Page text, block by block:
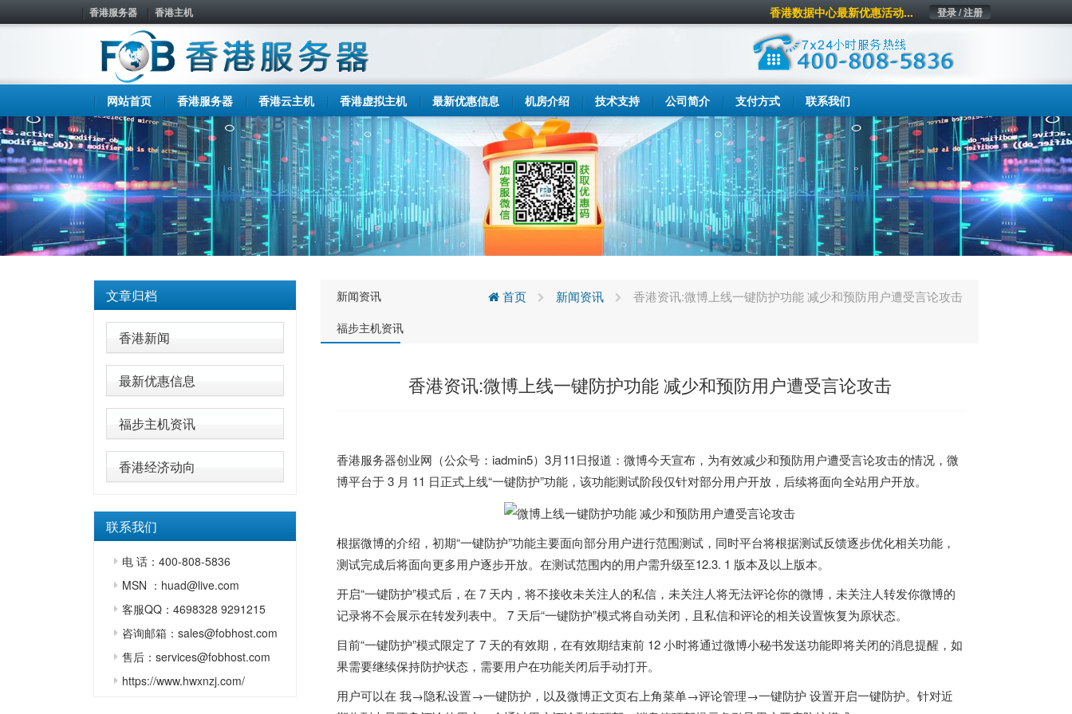
香港服务器 香港主机 登录 / 注册
香港数据中心最新优惠活动...
网站首页 香港服务器 香港云主机 香港虚拟主机 最新优惠信息 机房介绍 技术支持 公司简介 支付方式 联系我们
文章归档
香港新闻
最新优惠信息
福步主机资讯
香港经济动向
联系我们
电 话：400-808-5836
MSN ：huad@live.com
客服QQ：4698328 9291215
咨询邮箱：sales@fobhost.com
售后：services@fobhost.com
https://www.hwxnzj.com/
新闻资讯
福步主机资讯
首页 新闻资讯 香港资讯:微博上线一键防护功能 减少和预防用户遭受言论攻击
香港资讯:微博上线一键防护功能 减少和预防用户遭受言论攻击
香港服务器创业网（公众号：iadmin5）3月11日报道：微博今天宣布，为有效减少和预防用户遭受言论攻击的情况，微
博平台于 3 月 11 日正式上线“一键防护”功能，该功能测试阶段仅针对部分用户开放，后续将面向全站用户开放。
根据微博的介绍，初期“一键防护”功能主要面向部分用户进行范围测试，同时平台将根据测试反馈逐步优化相关功能，
测试完成后将面向更多用户逐步开放。在测试范围内的用户需升级至12.3. 1 版本及以上版本。
开启“一键防护”模式后，在 7 天内，将不接收未关注人的私信，未关注人将无法评论你的微博，未关注人转发你微博的
记录将不会展示在转发列表中。 7 天后“一键防护”模式将自动关闭，且私信和评论的相关设置恢复为原状态。
目前“一键防护”模式限定了 7 天的有效期，在有效期结束前 12 小时将通过微博小秘书发送功能即将关闭的消息提醒，如
果需要继续保持防护状态，需要用户在功能关闭后手动打开。
用户可以在 我→隐私设置→一键防护，以及微博正文页右上角菜单→评论管理→一键防护 设置开启一键防护。针对近